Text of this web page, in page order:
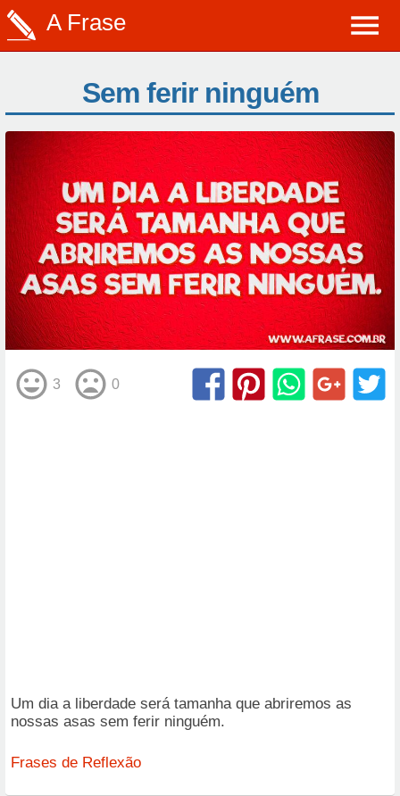
A Frase
Sem ferir ninguém
3 0
Um dia a liberdade será tamanha que abriremos as
nossas asas sem ferir ninguém.
Frases de Reflexão